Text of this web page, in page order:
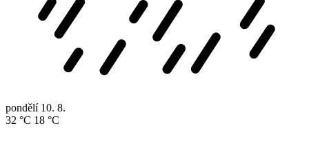
pondělí 10. 8.
32 °C 18 °C